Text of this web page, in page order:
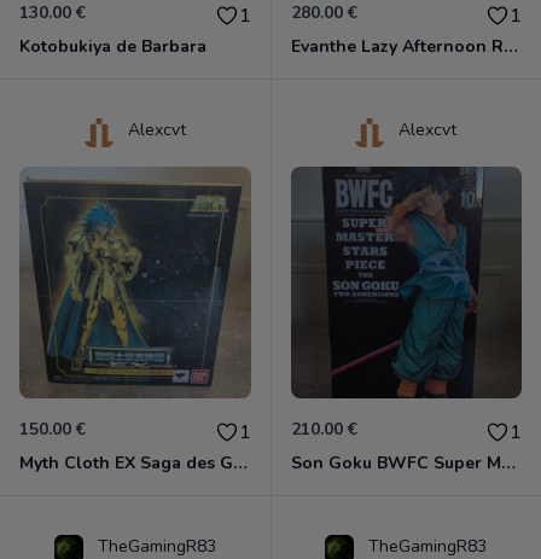
130.00 € 1
Kotobukiya de Barbara
280.00 € 1
Evanthe Lazy Afternoon Red Pride of Eden
Alexcvt
150.00 € 1
Myth Cloth EX Saga des Gémeaux
Alexcvt
210.00 € 1
Son Goku BWFC Super Master Stars
TheGamingR83 TheGamingR83